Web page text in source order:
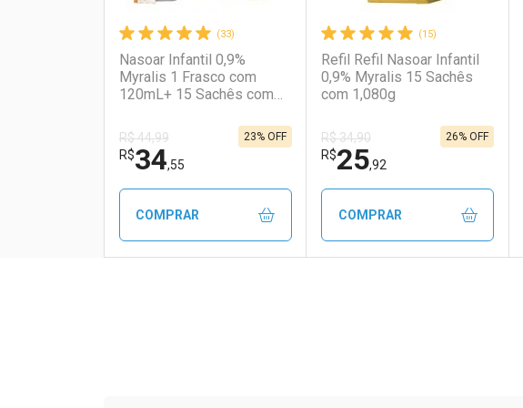
(33)
Nasoar Infantil 0,9%
Myralis 1 Frasco com
120mL+ 15 Sachês com
R$ 44,99
R$34,55
23% OFF
COMPRAR
(15)
Refil Refil Nasoar Infantil
0,9% Myralis 15 Sachês
com 1,080g
R$ 34,90
R$25,92
26% OFF
COMPRAR